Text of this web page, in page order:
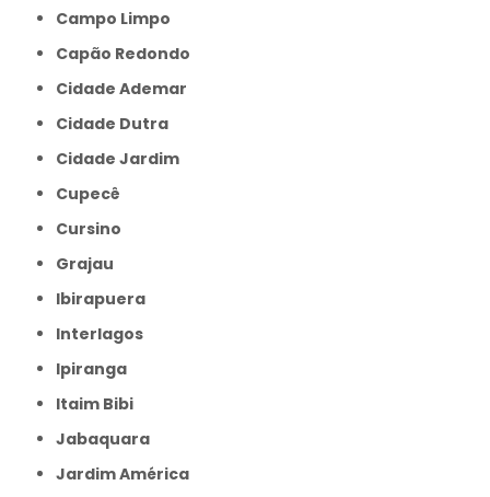
Campo Limpo
Capão Redondo
Cidade Ademar
Cidade Dutra
Cidade Jardim
Cupecê
Cursino
Grajau
Ibirapuera
Interlagos
Ipiranga
Itaim Bibi
Jabaquara
Jardim América